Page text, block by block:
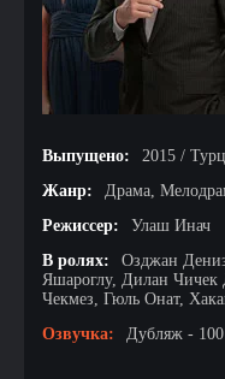
Выпущено:
2015 /
Жанр:
Драма,
Режиссер:
Улаш Инач
В ролях:
Озджан
Яшароглу, Дилан
Чекмез, Гюль Онат,
Озвучка:
Дубляж - 100